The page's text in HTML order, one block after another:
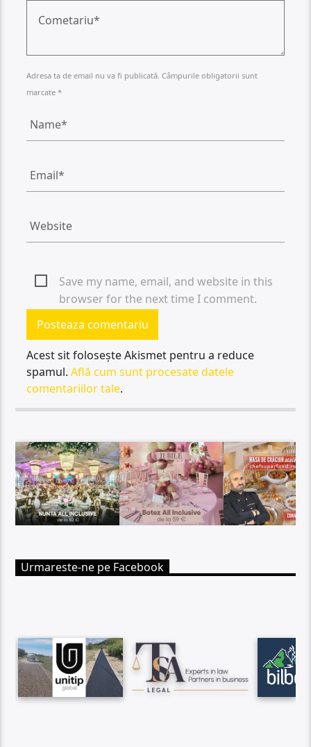
Adresa ta de email nu va fi publicată. Câmpurile obligatorii sunt
marcate *
Save my name, email, and website in this
browser for the next time I comment.
Acest sit folosește Akismet pentru a reduce
spamul.Află cum sunt procesate datele
comentariilor tale.
Urmareste-ne pe Facebook